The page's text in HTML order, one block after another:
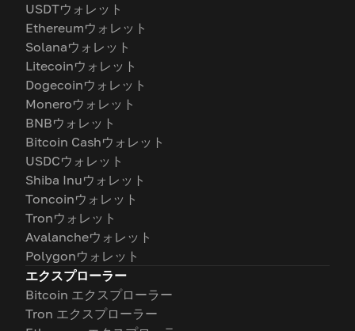
USDTウォレット
Ethereumウォレット
Solanaウォレット
Litecoinウォレット
Dogecoinウォレット
Moneroウォレット
BNBウォレット
Bitcoin Cashウォレット
USDCウォレット
Shiba Inuウォレット
Toncoinウォレット
Tronウォレット
Avalancheウォレット
Polygonウォレット
エクスプローラー
Bitcoin エクスプローラー
Tron エクスプローラー